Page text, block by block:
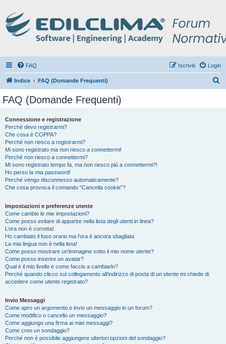
FAQ Login
Iscriviti
Indice FAQ (Domande Frequenti)
FAQ (Domande Frequenti)
Connessione e registrazione
Perché devo registrarmi?
Che cosa è COPPA?
Perché non riesco a registrarmi?
Mi sono registrato ma non riesco a connettermi!
Perché non riesco a connettermi?
Mi sono registrato tempo fa, ma non riesco più a connettermi?!
Ho perso la mia password!
Perché vengo disconnesso automaticamente?
Che cosa provoca il comando “Cancella cookie”?
Impostazioni e preferenze utente
Come cambio le mie impostazioni?
Come posso evitare di apparire nella lista degli utenti in linea?
L’ora non è corretta!
Ho cambiato il fuso orario ma l’ora è ancora sbagliata
La mia lingua non è nella lista!
Come posso mostrare un’immagine sotto il mio nome utente?
Come posso inserire un avatar?
Qual è il mio livello e come faccio a cambiarlo?
Perché quando clicco sul collegamento all’indirizzo di posta di un utente mi chiede di
accedere come utente registrato?
Invio Messaggi
Come apro un argomento o invio un messaggio in un forum?
Come modifico o cancello un messaggio?
Come aggiungo una firma ai miei messaggi?
Come creo un sondaggio?
Perché non è possibile aggiungere ulteriori opzioni del sondaggio?